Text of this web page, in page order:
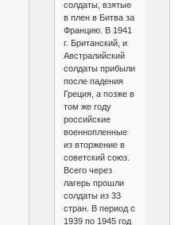
солдаты, взятые
в плен в Битва за
Францию. В 1941
г. Британский, и
Австралийский
солдаты прибыли
после падения
Греция, а позже в
том же году
российские
военнопленные
из вторжение в
советский союз.
Всего через
лагерь прошли
солдаты из 33
стран. В период с
1939 по 1945 год